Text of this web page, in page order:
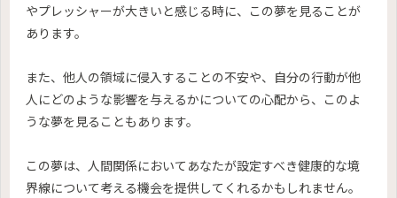
やプレッシャーが大きいと感じる時に、この夢を見ることが
あります。
また、他人の領域に侵入することの不安や、自分の行動が他
人にどのような影響を与えるかについての心配から、このよ
うな夢を見ることもあります。
この夢は、人間関係においてあなたが設定すべき健康的な境
界線について考える機会を提供してくれるかもしれません。